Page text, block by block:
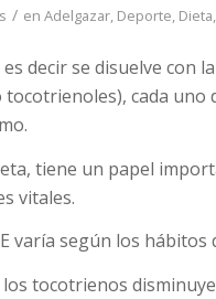
/ enAdelgazar Deporte Dieta
decir se disuelve con
cada uno
tiene un papel
vitales.
varía según los hábitos
tocotrienos